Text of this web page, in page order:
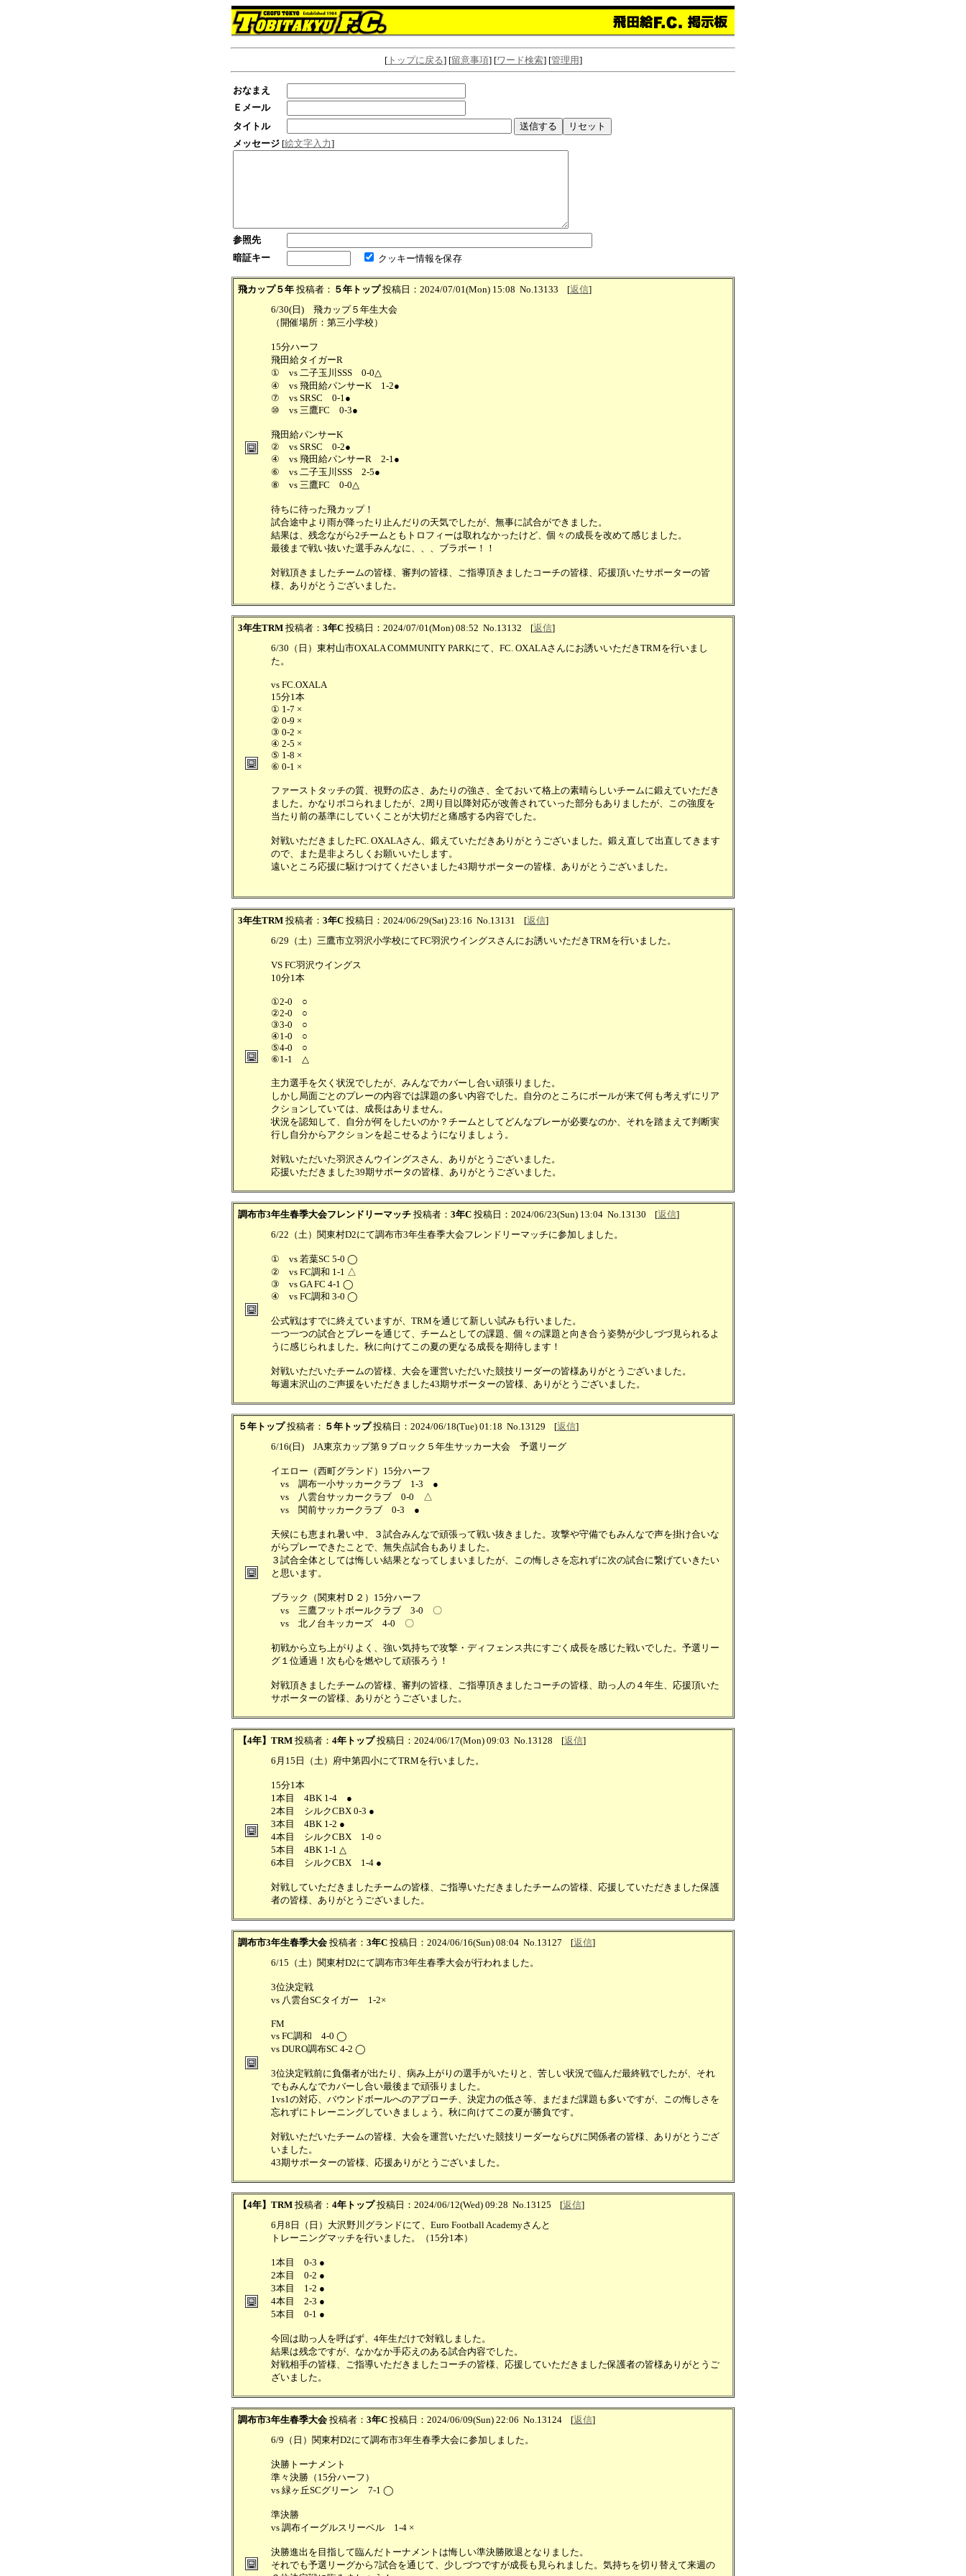
[トップに戻る] [留意事項] [ワード検索] [管理用]
おなまえ
Ｅメール
タイトル
メッセージ [絵文字入力]
参照先
暗証キー
クッキー情報を保存
飛カップ５年 投稿者： ５年トップ投稿日：2024/07/01(Mon) 15:08 No.13133 [返信]
6/30(日) 飛カップ５年生大会
（開催場所：第三小学校）
15分ハーフ
飛田給タイガーR
① vs 二子玉川SSS 0-0△
④ vs 飛田給パンサーK 1-2●
⑦ vs SRSC 0-1●
⑩ vs 三鷹FC 0-3●
飛田給パンサーK
② vs SRSC 0-2●
④ vs 飛田給パンサーR 2-1●
⑥ vs 二子玉川SSS 2-5●
⑧ vs 三鷹FC 0-0△
待ちに待った飛カップ！
試合途中より雨が降ったり止んだりの天気でしたが、無事に試合ができました。
結果は、残念ながら2チームともトロフィーは取れなかったけど、個々の成長を改めて感じました。
最後まで戦い抜いた選手みんなに、、、ブラボー！！
対戦頂きましたチームの皆様、審判の皆様、ご指導頂きましたコーチの皆様、応援頂いたサポーターの皆
様、ありがとうございました。
3年生TRM 投稿者： 3年C 投稿日：2024/07/01(Mon) 08:52 No.13132 [返信]
6/30（日）東村山市OXALA COMMUNITY PARKにて、FC. OXALAさんにお誘いいただきTRMを行いまし
た。
vs FC.OXALA
15分1本
① 1-7 ×
② 0-9 ×
③ 0-2 ×
④ 2-5 ×
⑤ 1-8 ×
⑥ 0-1 ×
ファーストタッチの質、視野の広さ、あたりの強さ、全ておいて格上の素晴らしいチームに鍛えていただき
ました。かなりボコられましたが、2周り目以降対応が改善されていった部分もありましたが、この強度を
当たり前の基準にしていくことが大切だと痛感する内容でした。
対戦いただきましたFC. OXALAさん、鍛えていただきありがとうございました。鍛え直して出直してきます
ので、また是非よろしくお願いいたします。
遠いところ応援に駆けつけてくださいました43期サポーターの皆様、ありがとうございました。
3年生TRM 投稿者： 3年C 投稿日：2024/06/29(Sat) 23:16 No.13131 [返信]
6/29（土）三鷹市立羽沢小学校にてFC羽沢ウイングスさんにお誘いいただきTRMを行いました。
VS FC羽沢ウイングス
10分1本
①2-0 ○
②2-0 ○
③3-0 ○
④1-0 ○
⑤4-0 ○
⑥1-1 △
主力選手を欠く状況でしたが、みんなでカバーし合い頑張りました。
しかし局面ごとのプレーの内容では課題の多い内容でした。自分のところにボールが来て何も考えずにリア
クションしていては、成長はありません。
状況を認知して、自分が何をしたいのか？チームとしてどんなプレーが必要なのか、それを踏まえて判断実
行し自分からアクションを起こせるようになりましょう。
対戦いただいた羽沢さんウイングスさん、ありがとうございました。
応援いただきました39期サポータの皆様、ありがとうございました。
調布市3年生春季大会フレンドリーマッチ 投稿者： 3年C 投稿日：2024/06/23(Sun) 13:04 No.13130 [返信]
6/22（土）関東村D2にて調布市3年生春季大会フレンドリーマッチに参加しました。
① vs 若葉SC 5-0 ◯
② vs FC調和 1-1 △
③ vs GA FC 4-1 ◯
④ vs FC調和 3-0 ◯
公式戦はすでに終えていますが、TRMを通じて新しい試みも行いました。
一つ一つの試合とプレーを通じて、チームとしての課題、個々の課題と向き合う姿勢が少しづづ見られるよ
うに感じられました。秋に向けてこの夏の更なる成長を期待します！
対戦いただいたチームの皆様、大会を運営いただいた競技リーダーの皆様ありがとうございました。
毎週末沢山のご声援をいただきました43期サポーターの皆様、ありがとうございました。
５年トップ投稿者： ５年トップ投稿日：2024/06/18(Tue) 01:18 No.13129 [返信]
6/16(日) JA東京カップ第９ブロック５年生サッカー大会 予選リーグ
イエロー（西町グランド）15分ハーフ
vs 調布一小サッカークラブ 1-3 ●
vs 八雲台サッカークラブ 0-0 △
vs 関前サッカークラブ 0-3 ●
天候にも恵まれ暑い中、３試合みんなで頑張って戦い抜きました。攻撃や守備でもみんなで声を掛け合いな
がらプレーできたことで、無失点試合もありました。
３試合全体としては悔しい結果となってしまいましたが、この悔しさを忘れずに次の試合に繋げていきたい
と思います。
ブラック（関東村Ｄ２）15分ハーフ
vs 三鷹フットボールクラブ 3-0 〇
vs 北ノ台キッカーズ 4-0 〇
初戦から立ち上がりよく、強い気持ちで攻撃・ディフェンス共にすごく成長を感じた戦いでした。予選リー
グ１位通過！次も心を燃やして頑張ろう！
対戦頂きましたチームの皆様、審判の皆様、ご指導頂きましたコーチの皆様、助っ人の４年生、応援頂いた
サポーターの皆様、ありがとうございました。
【4年】TRM 投稿者： 4年トップ投稿日：2024/06/17(Mon) 09:03 No.13128 [返信]
6月15日（土）府中第四小にてTRMを行いました。
15分1本
1本目 4BK 1-4 ●
2本目 シルクCBX 0-3 ●
3本目 4BK 1-2 ●
4本目 シルクCBX 1-0 ○
5本目 4BK 1-1 △
6本目 シルクCBX 1-4 ●
対戦していただきましたチームの皆様、ご指導いただきましたチームの皆様、応援していただきました保護
者の皆様、ありがとうございました。
調布市3年生春季大会 投稿者： 3年C 投稿日：2024/06/16(Sun) 08:04 No.13127 [返信]
6/15（土）関東村D2にて調布市3年生春季大会が行われました。
3位決定戦
vs 八雲台SCタイガー 1-2×
FM
vs FC調和 4-0 ◯
vs DURO調布SC 4-2 ◯
3位決定戦前に負傷者が出たり、病み上がりの選手がいたりと、苦しい状況で臨んだ最終戦でしたが、それ
でもみんなでカバーし合い最後まで頑張りました。
1vs1の対応、バウンドボールへのアプローチ、決定力の低さ等、まだまだ課題も多いですが、この悔しさを
忘れずにトレーニングしていきましょう。秋に向けてこの夏が勝負です。
対戦いただいたチームの皆様、大会を運営いただいた競技リーダーならびに関係者の皆様、ありがとうござ
いました。
43期サポーターの皆様、応援ありがとうございました。
【4年】TRM 投稿者： 4年トップ投稿日：2024/06/12(Wed) 09:28 No.13125 [返信]
6月8日（日）大沢野川グランドにて、Euro Football Academyさんと
トレーニングマッチを行いました。（15分1本）
1本目 0-3 ●
2本目 0-2 ●
3本目 1-2 ●
4本目 2-3 ●
5本目 0-1 ●
今回は助っ人を呼ばず、4年生だけで対戦しました。
結果は残念ですが、なかなか手応えのある試合内容でした。
対戦相手の皆様、ご指導いただきましたコーチの皆様、応援していただきました保護者の皆様ありがとうご
ざいました。
調布市3年生春季大会 投稿者： 3年C 投稿日：2024/06/09(Sun) 22:06 No.13124 [返信]
6/9（日）関東村D2にて調布市3年生春季大会に参加しました。
決勝トーナメント
準々決勝（15分ハーフ）
vs 緑ヶ丘SCグリーン 7-1 ◯
準決勝
vs 調布イーグルスリーベル 1-4 ×
決勝進出を目指して臨んだトーナメントは悔しい準決勝敗退となりました。
それでも予選リーグから7試合を通じて、少しづつですが成長も見られました。気持ちを切り替えて来週の